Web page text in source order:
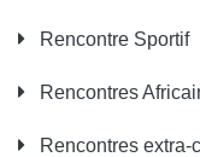
Rencontre Sportif
Rencontres
Rencontres extra-